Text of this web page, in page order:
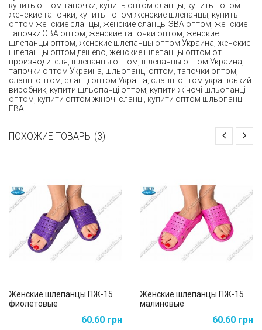
купить оптом тапочки купить оптом сланцы купить потом
женские тапочки купить потом женские шлепанцы купить
оптом женские сланцы женские сланцы ЭВА оптом женские
тапочки ЭВА оптом женские тапочки оптом женские
шлепанцы оптом женские шлепанцы оптом Украина женские
шлепанцы оптом дешево женские шлепанцы оптом от
производителя шлепанцы оптом шлепанцы оптом Украина
тапочки оптом Украина шльопанці оптом тапочки оптом
сланці оптом сланці оптом Україна сланці оптом український
виробник купити шльопанці оптом купити жіночі шльопанці
оптом купити оптом жіночі сланці купити оптом шльопанці
ЕВА
ПОХОЖИЕ ТОВАРЫ (3)
Женские шлепанцы ПЖ-15
фиолетовые
60.60 грн
Женские шлепанцы ПЖ-15
малиновые
60.60 грн